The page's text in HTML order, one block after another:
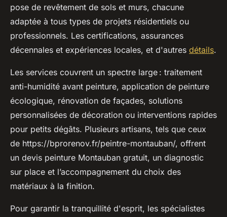
pose de revêtement de sols et murs, chacune
adaptée à tous types de projets résidentiels ou
professionnels. Les certifications, assurances
décennales et expériences locales, et d'autres détails.
Les services couvrent un spectre large : traitement
anti-humidité avant peinture, application de peinture
écologique, rénovation de façades, solutions
personnalisées de décoration ou interventions rapides
pour petits dégâts. Plusieurs artisans, tels que ceux
de https://bprorenov.fr/peintre-montauban/, offrent
un devis peinture Montauban gratuit, un diagnostic
sur place et l’accompagnement du choix des
matériaux à la finition.
Pour garantir la tranquillité d'esprit, les spécialistes